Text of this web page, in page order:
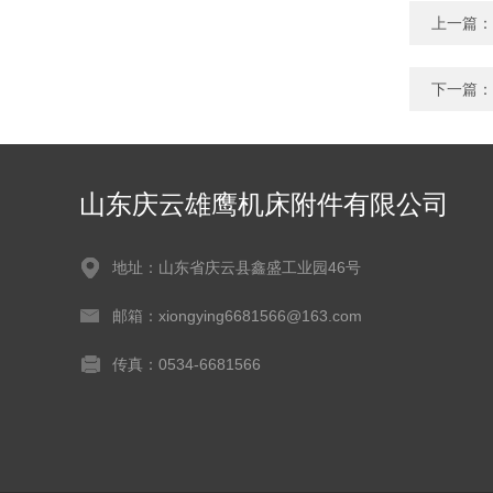
上一篇：
下一篇：
山东庆云雄鹰机床附件有限公司
地址：山东省庆云县鑫盛工业园46号
邮箱：xiongying6681566@163.com
传真：0534-6681566